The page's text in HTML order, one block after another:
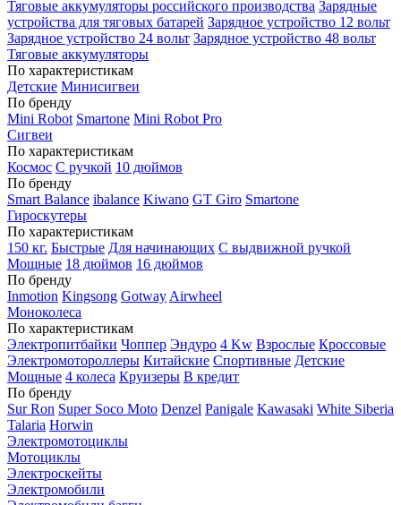
Тяговые аккумуляторы российского производства Зарядные
устройства для тяговых батарей Зарядное устройство 12 вольт
Зарядное устройство 24 вольт Зарядное устройство 48 вольт
Тяговые аккумуляторы
По характеристикам
Детские Минисигвеи
По бренду
Mini Robot Smartone Mini Robot Pro
Сигвеи
По характеристикам
Космос С ручкой 10 дюймов
По бренду
Smart Balance ibalance Kiwano GT Giro Smartone
Гироскутеры
По характеристикам
150 кг. Быстрые Для начинающих С выдвижной ручкой
Мощные 18 дюймов 16 дюймов
По бренду
Inmotion Kingsong Gotway Airwheel
Моноколеса
По характеристикам
Электропитбайки Чоппер Эндуро 4 Kw Взрослые Кроссовые
Электромотороллеры Китайские Спортивные Детские
Мощные 4 колеса Круизеры В кредит
По бренду
Sur Ron Super Soco Moto Denzel Panigale Kawasaki White Siberia
Talaria Horwin
Электромотоциклы
Мотоциклы
Электроскейты
Электромобили